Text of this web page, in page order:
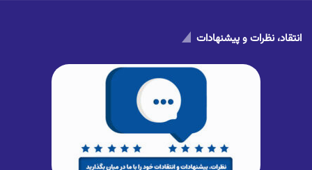
انتقاد، نظرات و پیشنهادات